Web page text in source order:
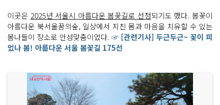
이곳은 2025년 서울시 아름다운 봄꽃길로 선정되기도 했다. 봄꽃이
아름다운 북서울꿈의숲, 일상에서 지친 몸과 마음을 치유할 수 있는
봄나들이 장소로 안성맞춤이었다. ☞ [관련기사] 두근두근~ 꽃이 피
었나 봄! 아름다운 서울 봄꽃길 175선